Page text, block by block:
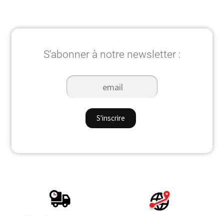
S'abonner à notre newsletter :